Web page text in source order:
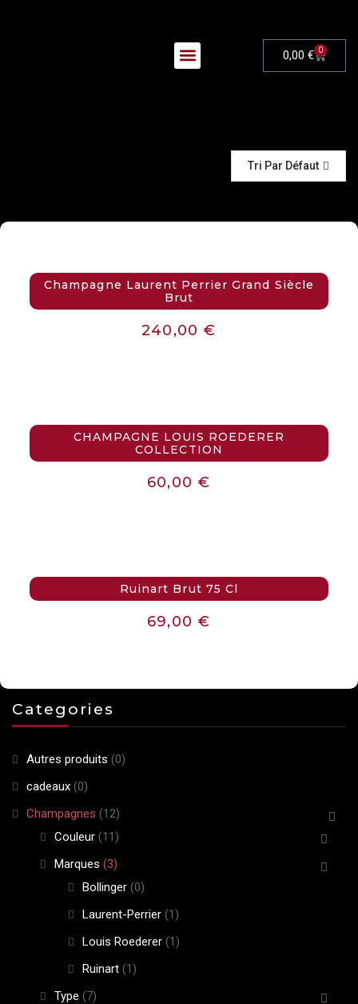
0,00 € 0
Categories
Autres produits (0)
cadeaux (0)
Champagnes (12)
Couleur (11)
Marques (3)
Bollinger (0)
Laurent-Perrier (1)
Louis Roederer (1)
Ruinart (1)
Type (7)
Tri Par Défaut
Champagne Laurent Perrier Grand Siècle
Brut
240,00€
CHAMPAGNE LOUIS ROEDERER
COLLECTION
60,00 €
Ruinart Brut 75 Cl
69,00 €